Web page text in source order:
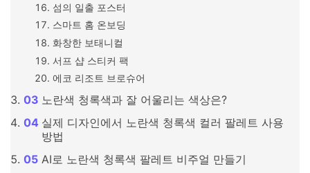
섬의 일출 포스터
스마트 홈 온보딩
화창한 보태니컬
서프 샵 스티커 팩
에코 리조트 브로슈어
노란색 청록색과 잘 어울리는 색상은?
실제 디자인에서 노란색 청록색 컬러 팔레트 사용
방법
AI로 노란색 청록색 팔레트 비주얼 만들기